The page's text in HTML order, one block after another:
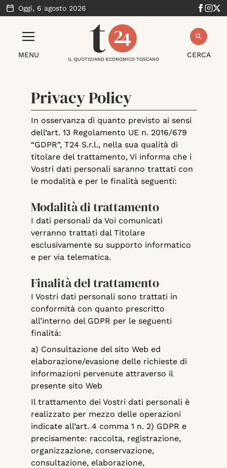
Oggi, 6 agosto 2026
MENU CERCA
IL QUOTIDIANO ECONOMICO TOSCANO
Privacy Policy
In osservanza di quanto previsto ai sensi
dell’art. 13 Regolamento UE n. 2016/679
“GDPR”, T24 S.r.l., nella sua qualità di
titolare del trattamento, Vi informa che i
Vostri dati personali saranno trattati con
le modalità e per le finalità seguenti:
Modalità di trattamento
I dati personali da Voi comunicati
verranno trattati dal Titolare
esclusivamente su supporto informatico
e per via telematica.
Finalità del trattamento
I Vostri dati personali sono trattati in
conformità con quanto prescritto
all’interno del GDPR per le seguenti
finalità:
a) Consultazione del sito Web ed
elaborazione/evasione delle richieste di
informazioni pervenute attraverso il
presente sito Web
Il trattamento dei Vostri dati personali è
realizzato per mezzo delle operazioni
indicate all’art. 4 comma 1 n. 2) GDPR e
precisamente: raccolta, registrazione,
organizzazione, conservazione,
consultazione, elaborazione,